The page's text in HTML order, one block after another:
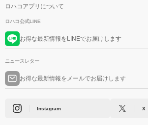
ロハコアプリについて
ロハコ公式LINE
お得な最新情報をLINEでお届けします
ニュースレター
お得な最新情報をメールでお届けします
Instagram X